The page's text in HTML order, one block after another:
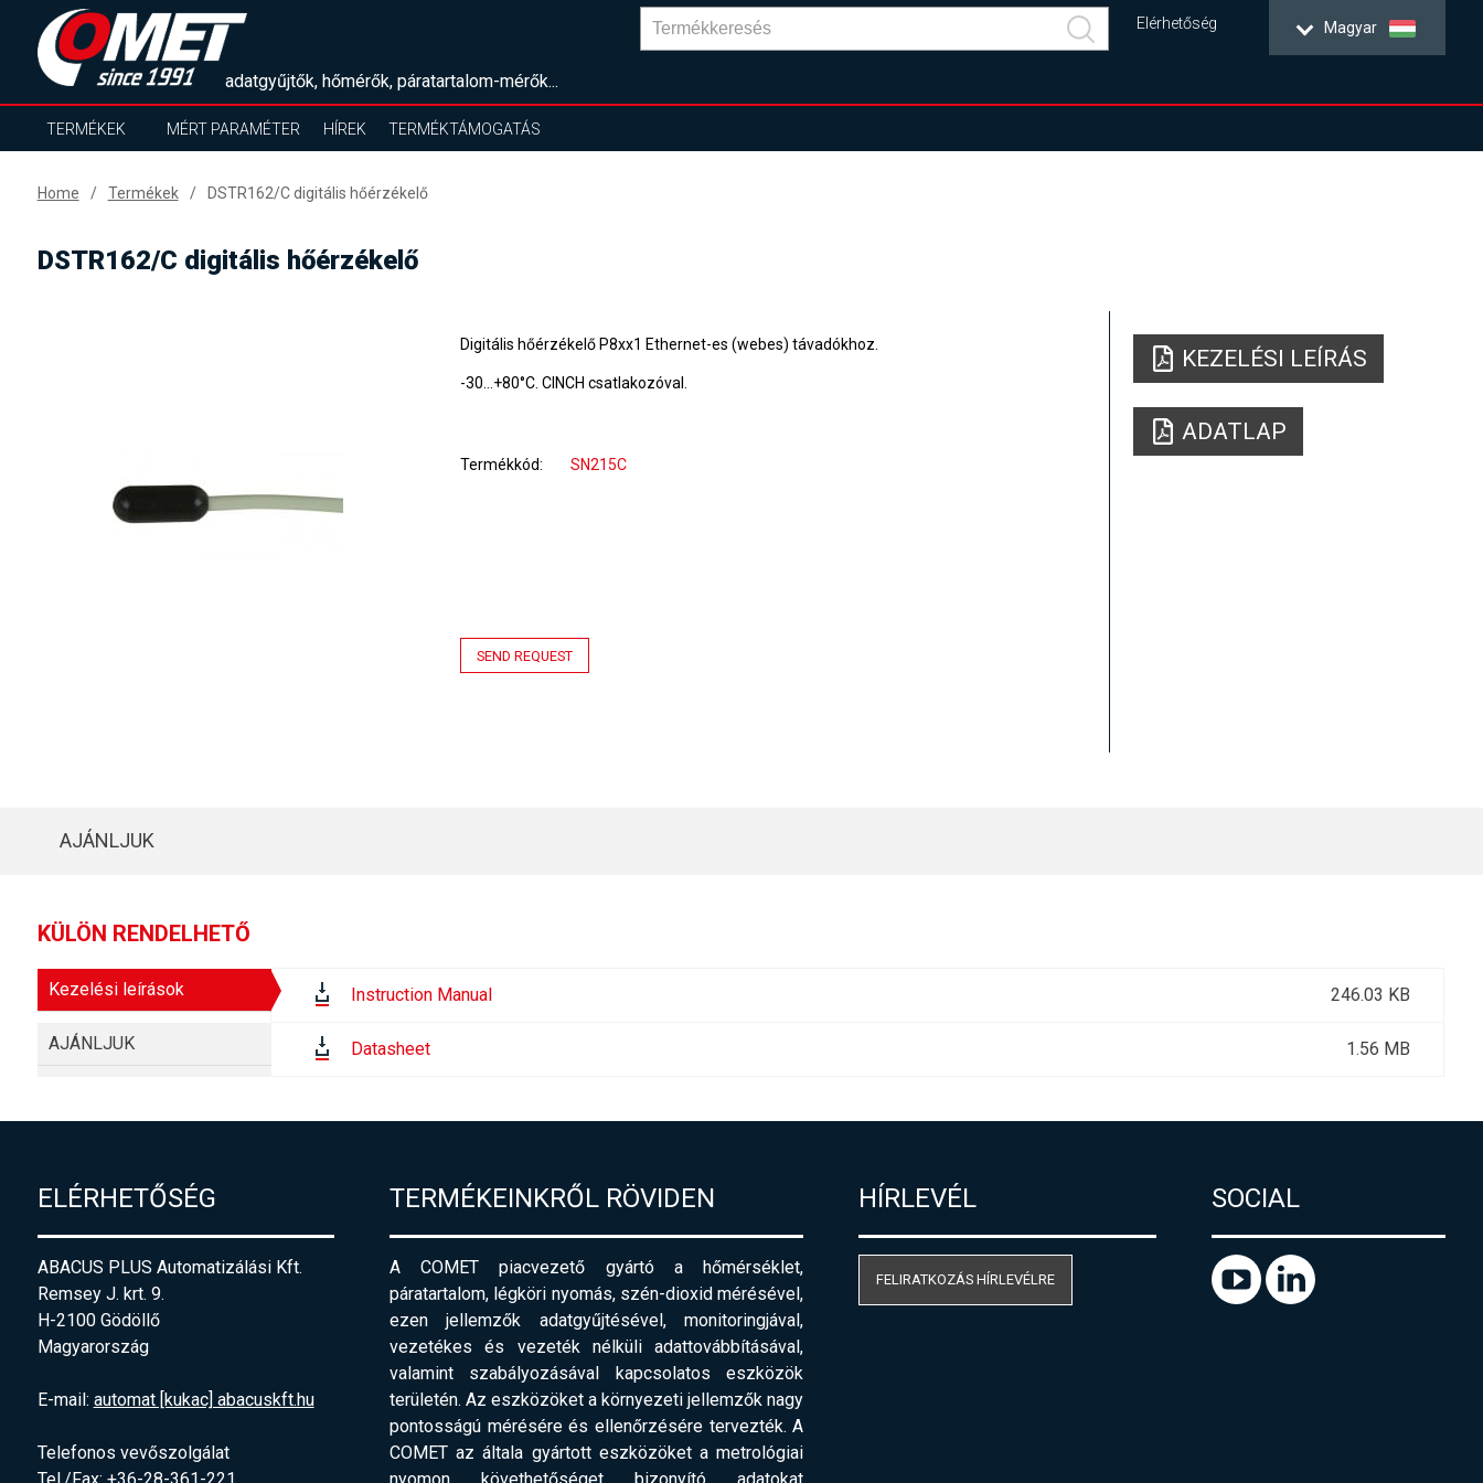
adatgyűjtők, hőmérők, páratartalom-mérők...
Magyar
Elérhetőség
TERMÉKEK MÉRT PARAMÉTER HÍREK TERMÉKTÁMOGATÁS
Home Termékek DSTR162/C digitális hőérzékelő
DSTR162/C digitális hőérzékelő
Digitális hőérzékelő P8xx1 Ethernet-es (webes) távadókhoz.
-30...+80°C. CINCH csatlakozóval.
Termékkód SN215C
SEND REQUEST
KEZELÉSI LEÍRÁS
ADATLAP
AJÁNLJUK
KÜLÖN RENDELHETŐ
Kezelési leírások
AJÁNLJUK
Instruction Manual 246.03 KB
Datasheet 1.56 MB
ELÉRHETŐSÉG
ABACUS PLUS Automatizálási Kft.
Remsey J. krt. 9.
H-2100 Gödöllő
Magyarország
E-mail: automat [kukac] abacuskft.hu
Telefonos vevőszolgálat
TERMÉKEINKRŐL RÖVIDEN
A COMET piacvezető gyártó a hőmérséklet,
páratartalom, légköri nyomás, szén-dioxid mérésével,
ezen jellemzők adatgyűjtésével, monitoringjával,
vezetékes és vezeték nélküli adattovábbításával,
valamint szabályozásával kapcsolatos eszközök
területén. Az eszközöket a környezeti jellemzők nagy
pontosságú mérésére és ellenőrzésére tervezték. A
COMET az általa gyártott eszközöket a metrológiai
HÍRLEVÉL
FELIRATKOZÁS HÍRLEVÉLRE
SOCIAL